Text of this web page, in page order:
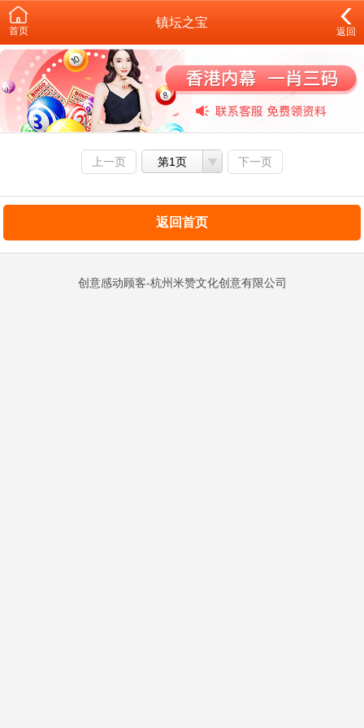
首页
镇坛之宝
返回
上一页 第1页 下一页
返回首页
创意感动顾客-杭州米赞文化创意有限公司